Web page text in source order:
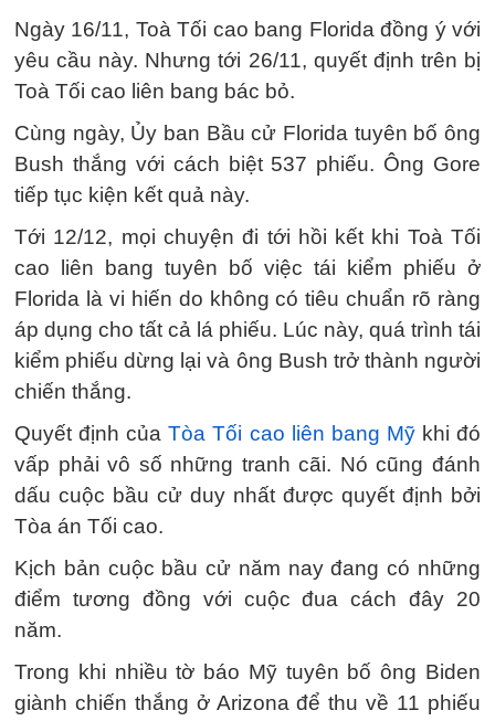
Ngày 16/11, Toà Tối cao bang Florida đồng ý với
yêu cầu này. Nhưng tới 26/11, quyết định trên bị
Toà Tối cao liên bang bác bỏ.
Cùng ngày, Ủy ban Bầu cử Florida tuyên bố ông
Bush thắng với cách biệt 537 phiếu. Ông Gore
tiếp tục kiện kết quả này.
Tới 12/12, mọi chuyện đi tới hồi kết khi Toà Tối
cao liên bang tuyên bố việc tái kiểm phiếu ở
Florida là vi hiến do không có tiêu chuẩn rõ ràng
áp dụng cho tất cả lá phiếu. Lúc này, quá trình tái
kiểm phiếu dừng lại và ông Bush trở thành người
chiến thắng.
Quyết định củaTòa Tối cao liên bang Mỹkhi đó
vấp phải vô số những tranh cãi. Nó cũng đánh
dấu cuộc bầu cử duy nhất được quyết định bởi
Tòa án Tối cao.
Kịch bản cuộc bầu cử năm nay đang có những
điểm tương đồng với cuộc đua cách đây 20
năm.
Trong khi nhiều tờ báo Mỹ tuyên bố ông Biden
giành chiến thắng ở Arizona để thu về 11 phiếu